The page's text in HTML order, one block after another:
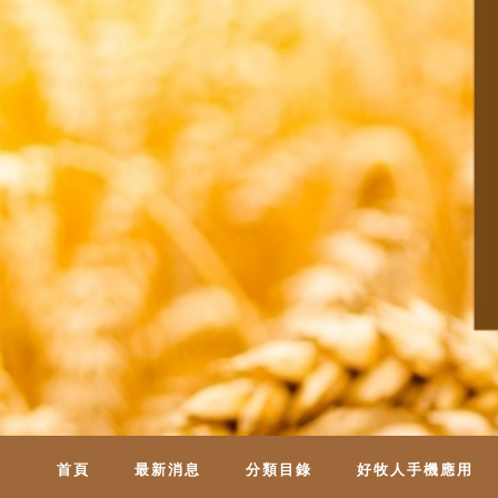
首頁 最新消息 分類目錄 好牧人手機應用